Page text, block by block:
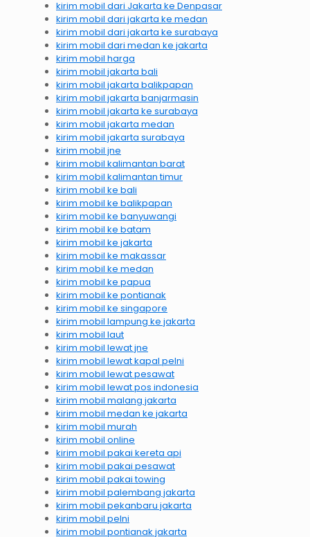
kirim mobil dari Jakarta ke Denpasar
kirim mobil dari jakarta ke medan
kirim mobil dari jakarta ke surabaya
kirim mobil dari medan ke jakarta
kirim mobil harga
kirim mobil jakarta bali
kirim mobil jakarta balikpapan
kirim mobil jakarta banjarmasin
kirim mobil jakarta ke surabaya
kirim mobil jakarta medan
kirim mobil jakarta surabaya
kirim mobil jne
kirim mobil kalimantan barat
kirim mobil kalimantan timur
kirim mobil ke bali
kirim mobil ke balikpapan
kirim mobil ke banyuwangi
kirim mobil ke batam
kirim mobil ke jakarta
kirim mobil ke makassar
kirim mobil ke medan
kirim mobil ke papua
kirim mobil ke pontianak
kirim mobil ke singapore
kirim mobil lampung ke jakarta
kirim mobil laut
kirim mobil lewat jne
kirim mobil lewat kapal pelni
kirim mobil lewat pesawat
kirim mobil lewat pos indonesia
kirim mobil malang jakarta
kirim mobil medan ke jakarta
kirim mobil murah
kirim mobil online
kirim mobil pakai kereta api
kirim mobil pakai pesawat
kirim mobil pakai towing
kirim mobil palembang jakarta
kirim mobil pekanbaru jakarta
kirim mobil pelni
kirim mobil pontianak jakarta